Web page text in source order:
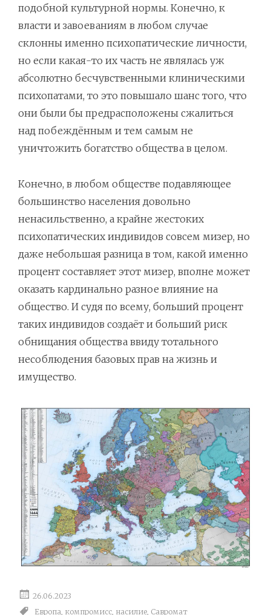
подобной культурной нормы. Конечно, к
власти и завоеваниям в любом случае
склонны именно психопатические личности,
но если какая-то их часть не являлась уж
абсолютно бесчувственными клиническими
психопатами, то это повышало шанс того, что
они были бы предрасположены сжалиться
над побеждённым и тем самым не
уничтожить богатство общества в целом.
Конечно, в любом обществе подавляющее
большинство населения довольно
ненасильственно, а крайне жестоких
психопатических индивидов совсем мизер, но
даже небольшая разница в том, какой именно
процент составляет этот мизер, вполне может
оказать кардинально разное влияние на
общество. И судя по всему, больший процент
таких индивидов создаёт и больший риск
обнищания общества ввиду тотального
несоблюдения базовых прав на жизнь и
имущество.
26.06.2023
Европа компромисс насилие Савромат